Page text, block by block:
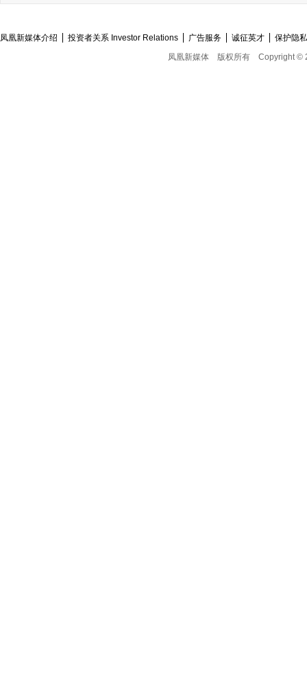
凤凰新媒体介绍 投资者关系 Investor Relations 广告服务 诚征英才
保护隐
凤凰新媒体
版权所有 Copyright ©